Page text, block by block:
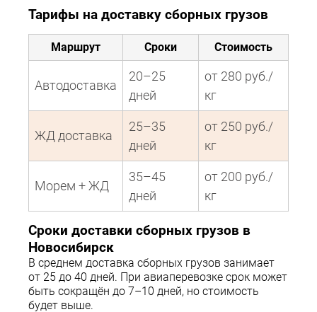
Тарифы на доставку сборных грузов
Маршрут Сроки Стоимость
Автодоставка
20–25
дней
от 280 руб./
кг
ЖД доставка
25–35
дней
от 250 руб./
кг
Морем + ЖД
35–45
дней
от 200 руб./
кг
Сроки доставки сборных грузов в
Новосибирск
В среднем доставка сборных грузов занимает
от 25 до 40 дней. При авиаперевозке срок может
быть сокращён до 7–10 дней, но стоимость
будет выше.